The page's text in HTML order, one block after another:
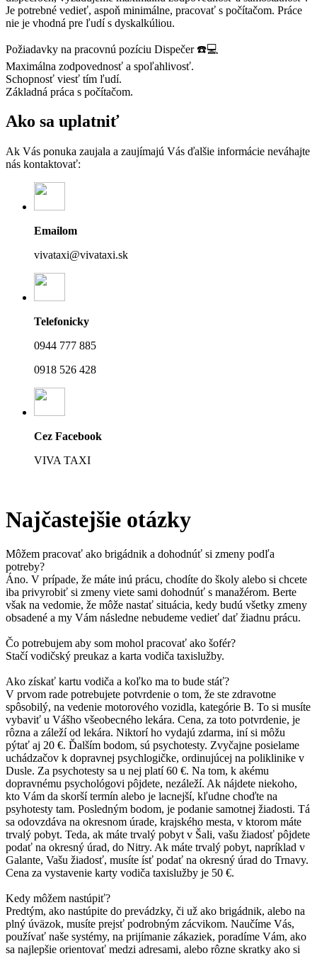
Je potrebné vedieť, aspoň minimálne, pracovať s počítačom. Práce
nie je vhodná pre ľudí s dyskalkúliou.
Požiadavky na pracovnú pozíciu Dispečer ☎️💻
Maximálna zodpovednosť a spoľahlivosť.
Schopnosť viesť tím ľudí.
Základná práca s počítačom.
Ako sa uplatniť
Ak Vás ponuka zaujala a zaujímajú Vás ďalšie informácie neváhajte
nás kontaktovať:
Emailom
vivataxi@vivataxi.sk
Telefonicky
0944 777 885
0918 526 428
Cez Facebook
VIVA TAXI
Najčastejšie otázky
Môžem pracovať ako brigádnik a dohodnúť si zmeny podľa
potreby?
Áno. V prípade, že máte inú prácu, chodíte do školy alebo si chcete
iba privyrobiť si zmeny viete sami dohodnúť s manažérom. Berte
však na vedomie, že môže nastať situácia, kedy budú všetky zmeny
obsadené a my Vám následne nebudeme vedieť dať žiadnu prácu.
Čo potrebujem aby som mohol pracovať ako šofér?
Stačí vodičský preukaz a karta vodiča taxislužby.
Ako získať kartu vodiča a koľko ma to bude stáť?
V prvom rade potrebujete potvrdenie o tom, že ste zdravotne
spôsobilý, na vedenie motorového vozidla, kategórie B. To si musíte
vybaviť u Vášho všeobecného lekára. Cena, za toto potvrdenie, je
rôzna a záleží od lekára. Niktorí ho vydajú zdarma, iní si môžu
pýtať aj 20 €. Ďalším bodom, sú psychotesty. Zvyčajne posielame
uchádzačov k dopravnej psychlogičke, ordinujúcej na poliklinike v
Dusle. Za psychotesty sa u nej platí 60 €. Na tom, k akému
dopravnému psychológovi pôjdete, nezáleží. Ak nájdete niekoho,
kto Vám da skorší termín alebo je lacnejší, kľudne choďte na
psyhotesty tam. Posledným bodom, je podanie samotnej žiadosti. Tá
sa odovzdáva na okresnom úrade, krajského mesta, v ktorom máte
trvalý pobyt. Teda, ak máte trvalý pobyt v Šali, vašu žiadosť pôjdete
podať na okresný úrad, do Nitry. Ak máte trvalý pobyt, napríklad v
Galante, Vašu žiadosť, musíte ísť podať na okresný úrad do Trnavy.
Cena za vystavenie karty vodiča taxislužby je 50 €.
Kedy môžem nastúpiť?
Predtým, ako nastúpite do prevádzky, či už ako brigádnik, alebo na
plný úväzok, musíte prejsť podrobným zácvikom. Naučíme Vás,
používať naše systémy, na prijímanie zákaziek, poradíme Vám, ako
sa najlepšie orientovať medzi adresami, alebo rôzne skratky ako si